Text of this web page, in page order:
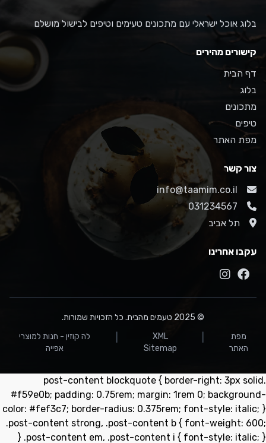
בלוג אוכל ישראלי עם מתכונים טעימים וטיפים לבישול מושלם
קישורים מהירים
דף הבית
בלוג
מתכונים
טיפים
מפת האתר
צור קשר
info@taamim.co.il
031234567
תל אביב
עקבו אחרינו
© 2025 טעמים מהבית. כל הזכויות שמורות.
מפת
האתר
XML
Sitemap
לה קוזין - חנות למוצרי
אפייה
.post-content blockquote { border-right: 3px solid
#f59e0b; padding: 0.75rem; margin: 1rem 0; background-
color: #fef3c7; border-radius: 0.375rem; font-style: italic; }
.post-content strong, .post-content b { font-weight: 600;
} .post-content em, .post-content i { font-style: italic; }